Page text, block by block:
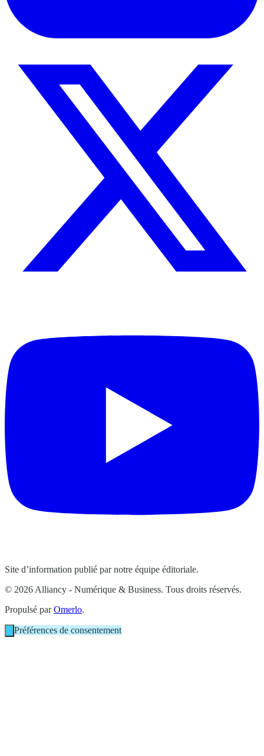
Site d’information publié par notre équipe éditoriale.
© 2026 Alliancy - Numérique & Business. Tous droits réservés.
Propulsé parOmerlo.
Préférences de consentement